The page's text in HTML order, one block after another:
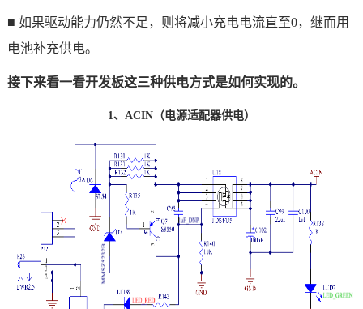
■ 如果驱动能力仍然不足，则将减小充电电流直至0，继而用
电池补充供电。
接下来看一看开发板这三种供电方式是如何实现的。
1、ACIN（电源适配器供电）